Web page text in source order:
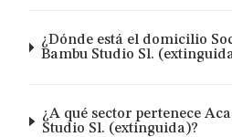
¿Dónde está el domicilio
Bambu Studio Sl.
¿A qué sector pertenece
Studio Sl. (extinguida)?